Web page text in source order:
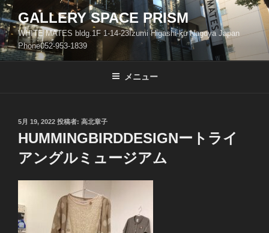
コ
ン
テ
ン
ツ
GALLERY SPACE PRISM
WHITE MATES bldg.1F 1-14-23Izumi Higashi-ku Nagoya Japan
Phone052-953-1839
メニュー
投
稿
日:
5月 19, 2022 投稿者: 高北章子
HUMMINGBIRDDESIGNートライ
アングルミュージアム